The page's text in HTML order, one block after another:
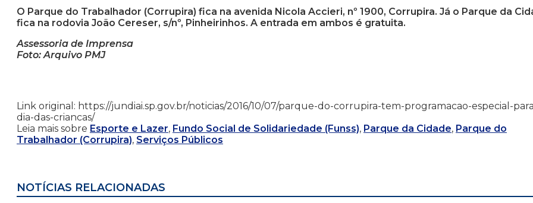
O Parque do Trabalhador (Corrupira) fica na avenida Nicola Accieri, nº 1900, Corrupira. Já o Parque da
fica na rodovia João Cereser, s/nº, Pinheirinhos. A entrada em ambos é gratuita.
Assessoria de Imprensa
Foto: Arquivo PMJ
Link original: https://jundiai.sp.gov.br/noticias/2016/10/07/parque-do-corrupira-tem-programacao-especial-
dia-das-criancas/
Leia mais sobre Esporte e Lazer, Fundo Social de Solidariedade (Funss), Parque da Cidade, Parque do
Trabalhador (Corrupira), Serviços Públicos
NOTÍCIAS RELACIONADAS